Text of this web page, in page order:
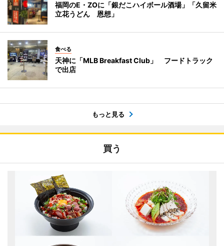
福岡のE・ZOに「銀だこハイボール酒場」「久留米
立花うどん 恩想」
食べる
天神に「MLB Breakfast Club」 フードトラック
で出店
もっと見る
買う